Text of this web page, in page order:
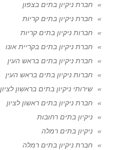
חברת ניקיון בתים בצפון
חברת ניקיון בתים קריות
חברות ניקיון בתים קריות
חברת ניקיון בתים בקריית אונו
חברת ניקיון בתים בראש העין
חברות ניקיון בתים בראש העין
שירותי ניקיון בתים בראשון לציון
חברת ניקיון בתים ראשון לציון
ניקיון בתים רחובות
ניקיון בתים רמלה
חברת ניקיון בתים רמלה